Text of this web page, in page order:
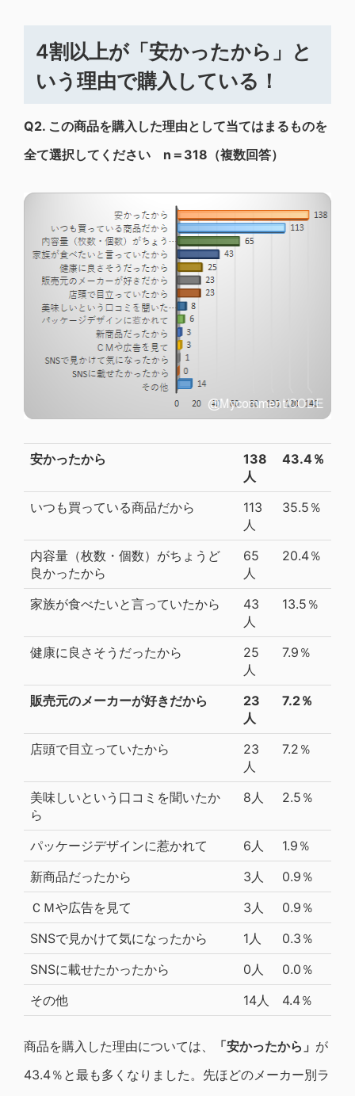
4割以上が「安かったから」と
いう理由で購入している！
Q2. この商品を購入した理由として当てはまるものを
全て選択してください n＝318（複数回答）
安かったから
138
人
43.4％
いつも買っている商品だから
113
人
35.5％
内容量（枚数・個数）がちょうど
良かったから
65
人
20.4％
家族が食べたいと言っていたから
43
人
13.5％
健康に良さそうだったから
25
人
7.9％
販売元のメーカーが好きだから
23
人
7.2％
店頭で目立っていたから
23
人
7.2％
美味しいという口コミを聞いたか
ら
8人 2.5％
パッケージデザインに惹かれて 6人
1.9％
新商品だったから
3人
0.9％
ＣＭや広告を見て
3人
0.9％
SNSで見かけて気になったから
1人
0.3％
SNSに載せたかったから
0人
0.0％
その他
14人 4.4％
商品を購入した理由については、 「安かったから」 が
43.4％と最も多くなりました。先ほどのメーカー別ラ